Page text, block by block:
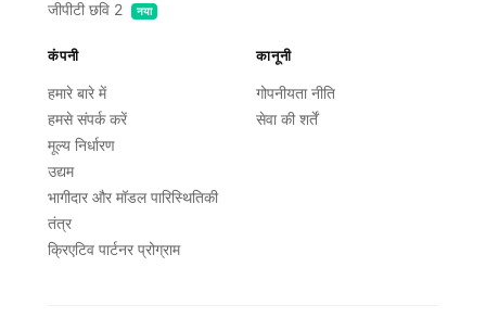
जीपीटी छवि 2
नया
कंपनी
हमारे बारे में
हमसे संपर्क करें
मूल्य निर्धारण
उद्यम
भागीदार और मॉडल पारिस्थितिकी
तंत्र
क्रिएटिव पार्टनर प्रोग्राम
कानूनी
गोपनीयता नीति
सेवा की शर्तें